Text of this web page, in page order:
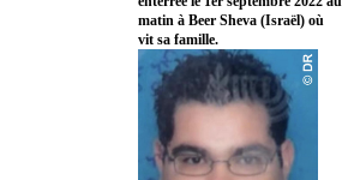
matin à Beer Sheva (Israël) où
vit sa famille.